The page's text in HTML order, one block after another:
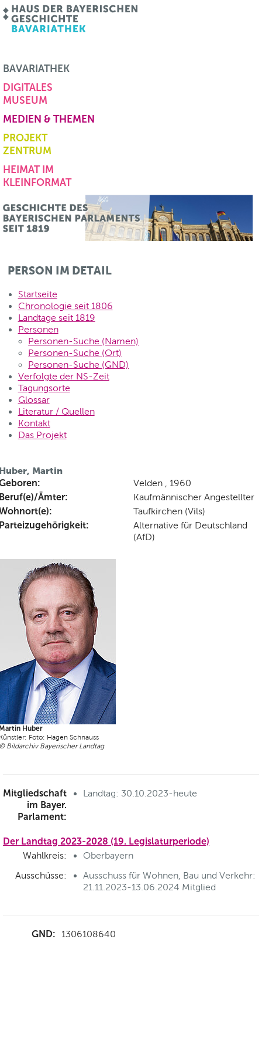
BAVARIATHEK
DIGITALES
MUSEUM
MEDIEN & THEMEN
PROJEKT
ZENTRUM
HEIMAT IM
KLEINFORMAT
PERSON IM DETAIL
Startseite
Chronologie seit 1806
Landtage seit 1819
Personen
Personen-Suche (Namen)
Personen-Suche (Ort)
Personen-Suche (GND)
Verfolgte der NS-Zeit
Tagungsorte
Glossar
Literatur / Quellen
Kontakt
Das Projekt
Martin
Velden , 1960
Ämter: Kaufmännischer Angestellter
Taufkirchen (Vils)
Alternative für Deutschland
(AfD)
Huber
Foto: Hagen Schnauss
Bildarchiv Bayerischer Landtag
Mitgliedschaft
im Bayer.
Parlament:
Landtag: 30.10.2023-heute
Der Landtag 2023-2028 (19. Legislaturperiode)
Wahlkreis:
Oberbayern
Ausschüsse:
Ausschuss für Wohnen, Bau und Verkehr:
21.11.2023-13.06.2024 Mitglied
GND: 1306108640